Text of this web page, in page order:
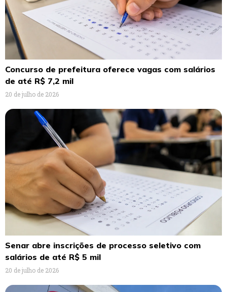
Concurso de prefeitura oferece vagas com salários
de até R$ 7,2 mil
20 de julho de 2026
Senar abre inscrições de processo seletivo com
salários de até R$ 5 mil
20 de julho de 2026